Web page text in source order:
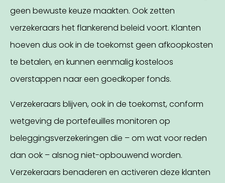
geen bewuste keuze maakten. Ook zetten
verzekeraars het flankerend beleid voort. Klanten
hoeven dus ook in de toekomst geen afkoopkosten
te betalen, en kunnen eenmalig kosteloos
overstappen naar een goedkoper fonds.
Verzekeraars blijven, ook in de toekomst, conform
wetgeving de portefeuilles monitoren op
beleggingsverzekeringen die – om wat voor reden
dan ook – alsnog niet-opbouwend worden.
Verzekeraars benaderen en activeren deze klanten